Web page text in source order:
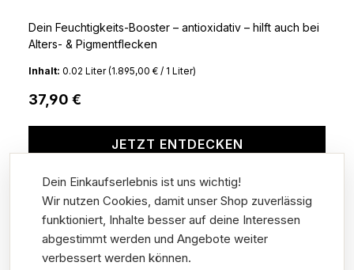
Dein Feuchtigkeits-Booster – antioxidativ – hilft auch bei
Alters- & Pigmentflecken
Inhalt: 0.02 Liter(1.895,00 € / 1 Liter)
37,90 €
JETZT ENTDECKEN
Für wen sind Gesichtsöle geeignet?
Dein Einkaufserlebnis ist uns wichtig!
Wir nutzen Cookies, damit unser Shop zuverlässig
funktioniert, Inhalte besser auf deine Interessen
abgestimmt werden und Angebote weiter
verbessert werden können.